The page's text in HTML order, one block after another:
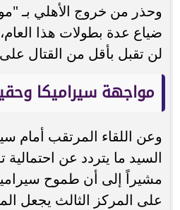
وحذر من خروج الأهلي بـ
ضياع عدة بطولات هذا
لن تقبل بأقل من القتال
مواجهة سيراميكا
وعن اللقاء المرتقب أمام
السيد ما يتردد عن
مشيراً إلى أن طموح
على المركز الثالث يجعل